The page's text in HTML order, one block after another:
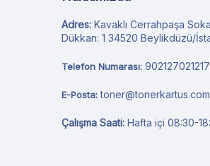
Adres: Kavaklı Cerrahpaşa
Dükkan: 1 34520 Beylikdüzü/
Telefon Numarası: 902127021217
E-Posta:
Çalışma Saati: Hafta içi 08:30-